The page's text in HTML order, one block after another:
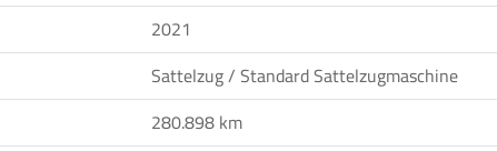
2021
Sattelzug / Standard Sattelzugmaschine
280.898 km